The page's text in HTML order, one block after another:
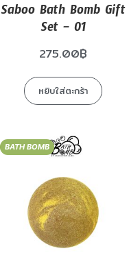
Saboo Bath Bomb Gift
Set – 01
275.00฿
หยิบใส่ตะกร้า
BATH BOMB